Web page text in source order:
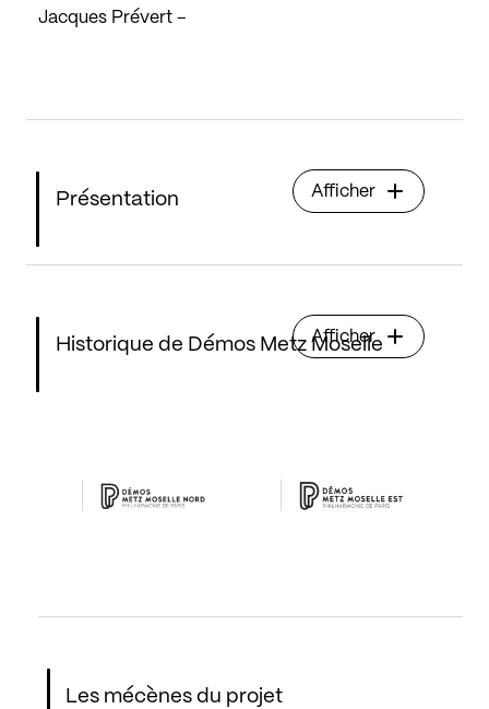
Jacques Prévert –
Présentation Afficher
Historique de Démos Metz Moselle
Afficher
Les mécènes du projet